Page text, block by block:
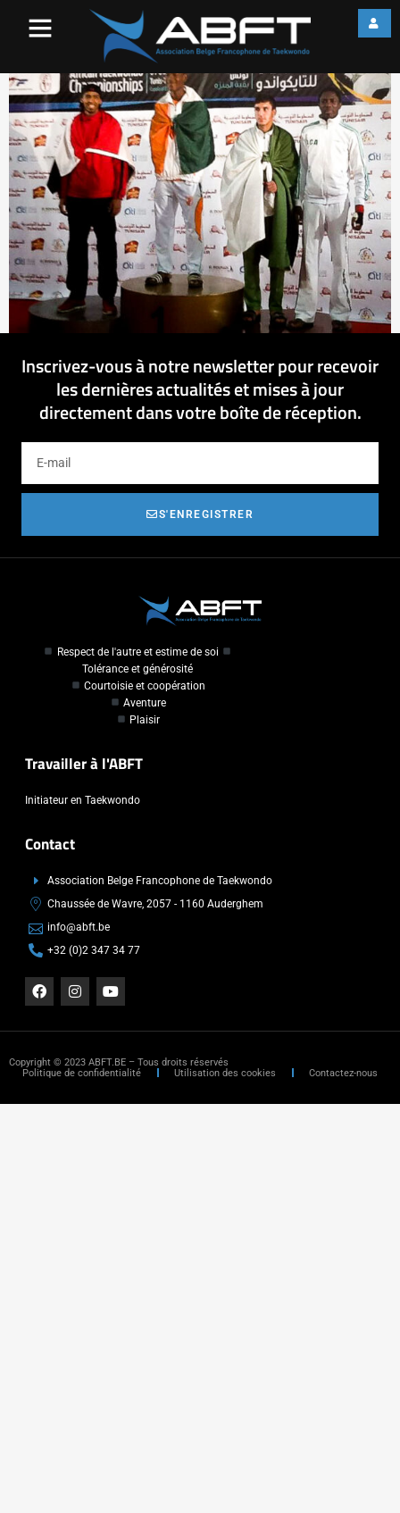
2
Inscrivez-vous à notre newsletter pour recevoir
les dernières actualités et mises à jour
directement dans votre boîte de réception.
S'ENREGISTRER
Respect de l'autre et estime de soi
Tolérance et générosité
Courtoisie et coopération
Aventure
Plaisir
Travailler à l'ABFT
Initiateur en Taekwondo
Contact
Association Belge Francophone de Taekwondo
Chaussée de Wavre, 2057 - 1160 Auderghem
info@abft.be
+32 (0)2 347 34 77
Copyright © 2023 ABFT.BE – Tous droits réservés
Politique de confidentialité
Utilisation des cookies Contactez-nous